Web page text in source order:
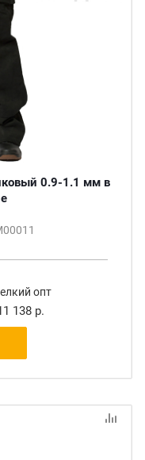
0.9-1.1 мм в
опт
138 р.